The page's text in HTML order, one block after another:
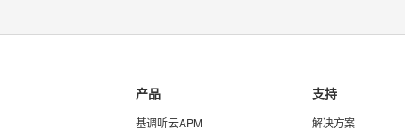
产品
基调听云APM
支持
解决方案